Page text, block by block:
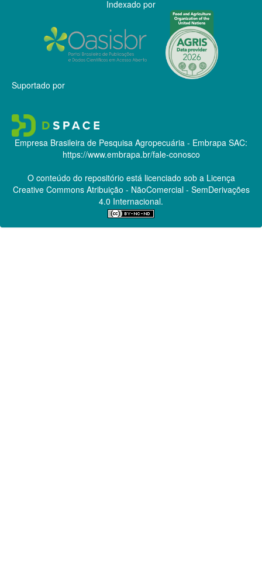
Indexado por
Suportado por
Empresa Brasileira de Pesquisa Agropecuária - Embrapa SAC:
https://www.embrapa.br/fale-conosco
O conteúdo do repositório está licenciado sob a Licença
Creative CommonsAtribuição - NãoComercial - SemDerivações
4.0 Internacional.